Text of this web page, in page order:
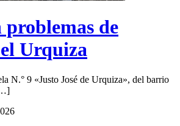
de
Urquiza
N.° 9 «Justo José de Urquiza», del barrio